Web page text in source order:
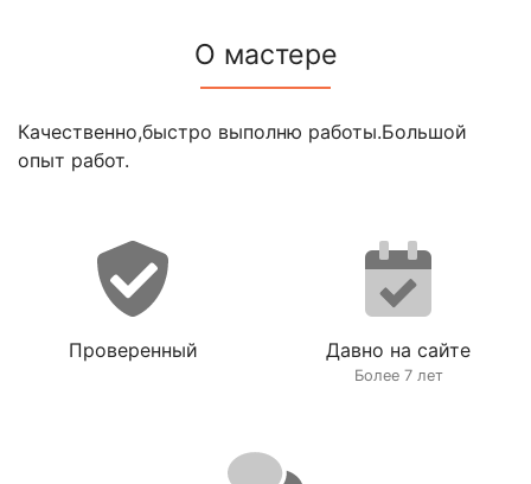
О мастере
Качественно,быстро выполню работы.Большой
опыт работ.
Проверенный Давно на сайте
Более 7 лет